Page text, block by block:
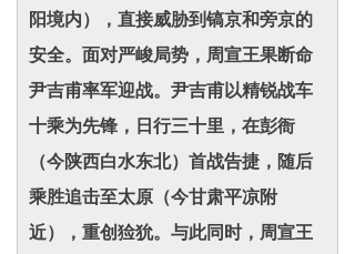
阳境内），直接威胁到镐京和旁京的
安全。面对严峻局势，周宣王果断命
尹吉甫率军迎战。尹吉甫以精锐战车
十乘为先锋，日行三十里，在彭衙
（今陕西白水东北）首战告捷，随后
乘胜追击至太原（今甘肃平凉附
近），重创猃狁。与此同时，周宣王